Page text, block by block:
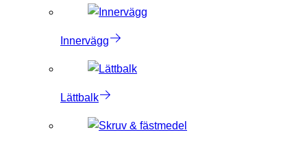
Innervägg
Lättbalk